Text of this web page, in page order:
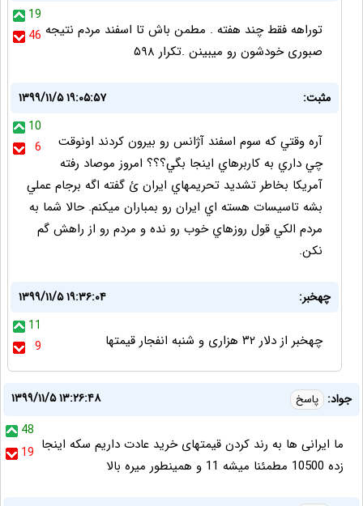
19
46 توراهه فقط چند هفته . مطمن باش تا اسفند مردم نتیجه
صبوری خودشون رو میبینن .تکرار ۵۹۸
مثبت:
۱۳۹۹/۱۱/۵ ۱۹:۰۵:۵۷
10
6
آره وقتي كه سوم اسفند آژانس رو بيرون كردند اونوقت
چي داري به كاربرهاي اينجا بگي؟؟؟ امروز موصاد رفته
آمريكا بخاطر تشديد تحريمهاي ايران ئ گفته اگه برجام عملي
بشه تاسيسات هسته اي ايران رو بمباران ميكنم. حالا شما به
مردم الكي قول روزهاي خوب رو نده و مردم رو از راهش گم
نكن.
چهخبر:
۱۳۹۹/۱۱/۵ ۱۹:۳۶:۰۴
11
9
چهخبر از دلار ۳۲ هزاری و شنبه انفجار قیمتها
جواد: پاسخ
۱۳۹۹/۱۱/۵ ۱۳:۲۶:۴۸
48
19 ما ایرانی ها به رند کردن قیمتهای خرید عادت داریم سکه اینجا
زده 10500 مطمئنا میشه 11 و همینطور میره بالا